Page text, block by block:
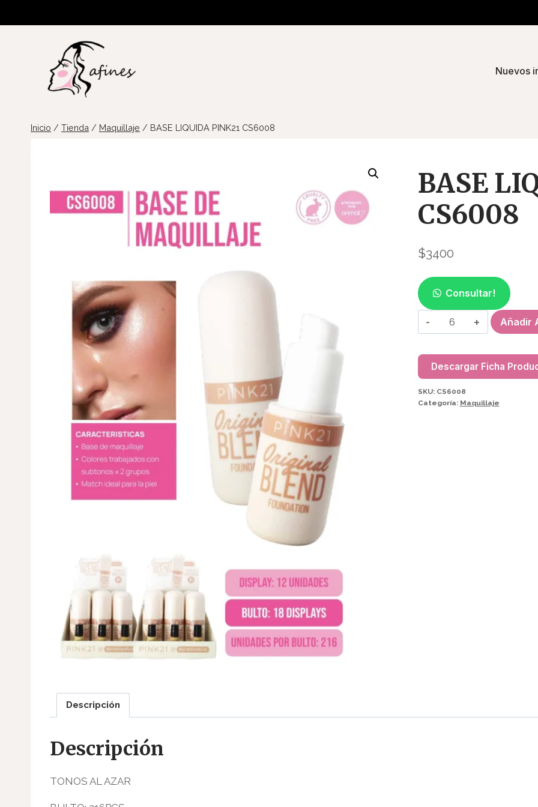
Nuevos
Inicio / Tienda / Maquillaje / BASE LIQUIDA PINK21 CS6008
BASE
CS6008
$3400
Consultar!
BASE
LIQUIDA
CS6008
cantidad
Añadir
Descargar Ficha
SKU: CS6008
Categoría: Maquillaje
Descripción
Descripción
TONOS AL AZAR